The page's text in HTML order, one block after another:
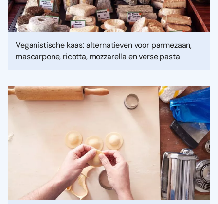
Veganistische kaas: alternatieven voor parmezaan,
mascarpone, ricotta, mozzarella en verse pasta